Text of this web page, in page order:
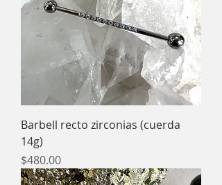
Barbell recto zirconias (cuerda
14g)
Precio
$480.00